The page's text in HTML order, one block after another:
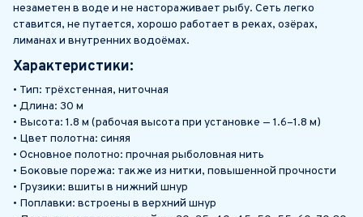
незаметен в воде и не настораживает рыбу. Сеть легко
ставится, не путается, хорошо работает в реках, озёрах,
лиманах и внутренних водоёмах.
Характеристики:
• Тип: трёхстенная, ниточная
• Длина: 30 м
• Высота: 1.8 м (рабочая высота при установке — 1.6–1.8 м)
• Цвет полотна: синяя
• Основное полотно: прочная рыболовная нить
• Боковые порежа: также из нитки, повышенной прочности
• Грузики: вшиты в нижний шнур
• Поплавки: встроены в верхний шнур